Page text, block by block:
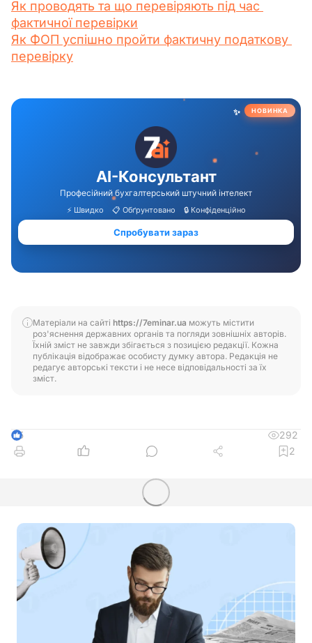
Як проводять та що перевіряють під час
фактичної перевірки
Як ФОП успішно пройти фактичну податкову
перевірку
Матеріали на сайті https://7eminar.ua можуть містити
роз'яснення державних органів та погляди зовнішніх авторів.
Їхній зміст не завжди збігається з позицією редакції. Кожна
публікація відображає особисту думку автора. Редакція не
редагує авторські тексти і не несе відповідальності за їх
зміст.
5
292
2